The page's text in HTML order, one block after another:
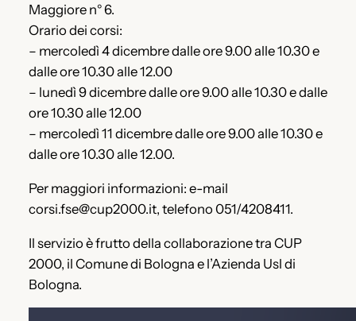
Maggiore n° 6.
Orario dei corsi:
– mercoledì 4 dicembre dalle ore 9.00 alle 10.30 e
dalle ore 10.30 alle 12.00
– lunedì 9 dicembre dalle ore 9.00 alle 10.30 e dalle
ore 10.30 alle 12.00
– mercoledì 11 dicembre dalle ore 9.00 alle 10.30 e
dalle ore 10.30 alle 12.00.
Per maggiori informazioni: e-mail
corsi.fse@cup2000.it, telefono 051/4208411.
Il servizio è frutto della collaborazione tra CUP
2000, il Comune di Bologna e l’Azienda Usl di
Bologna.